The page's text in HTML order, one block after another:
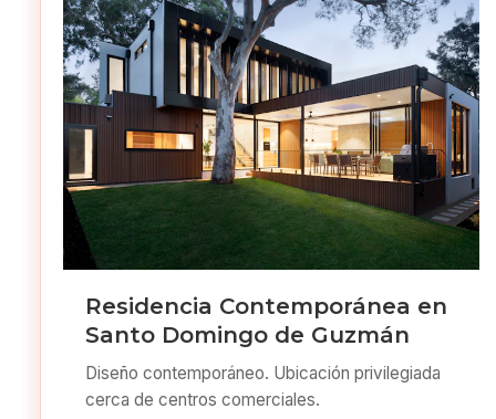
Residencia Contemporánea en
Santo Domingo de Guzmán
Diseño contemporáneo. Ubicación privilegiada
cerca de centros comerciales.